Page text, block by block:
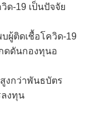
-19 เป็นปัจจัย
ผู้ติดเชื้อโควิด-19
ดดันกองทุนอ
งกว่าพันธบัตร
ลงทุน